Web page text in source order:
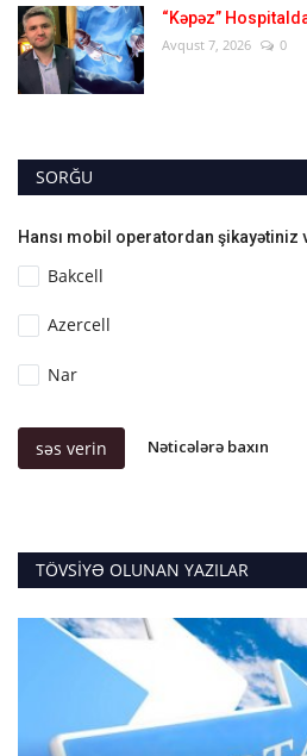
“Kəpəz”
Avqust 7, 2026 0
SORĞU
Hansı mobil operatordan şikayətiniz
Bakcell
Azercell
Nar
səs verin Nəticələrə baxın
TÖVSIYƏ OLUNAN YAZILAR